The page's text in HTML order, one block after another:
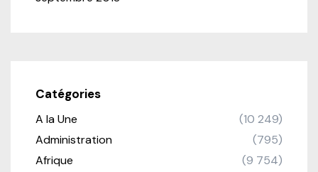
Catégories
A la Une
(10 249)
Administration
(795)
Afrique
(9 754)